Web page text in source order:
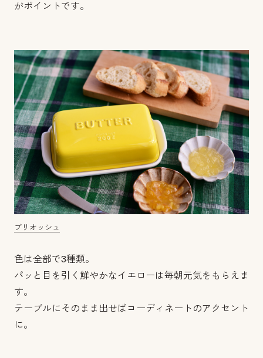
がポイントです。
ブリオッシュ
色は全部で3種類。
パッと目を引く鮮やかなイエローは毎朝元気をもらえま
す。
テーブルにそのまま出せばコーディネートのアクセント
に。